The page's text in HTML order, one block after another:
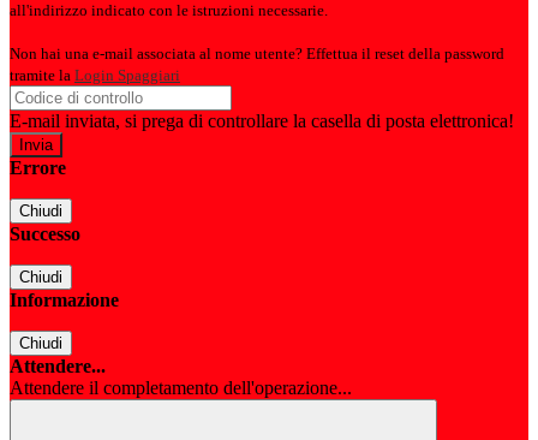
all'indirizzo indicato con le istruzioni necessarie.
Non hai una e-mail associata al nome utente? Effettua il reset della password
tramite la Login Spaggiari
E-mail inviata, si prega di controllare la casella di posta elettronica!
Errore
Chiudi
Successo
Chiudi
Informazione
Chiudi
Attendere...
Attendere il completamento dell'operazione...